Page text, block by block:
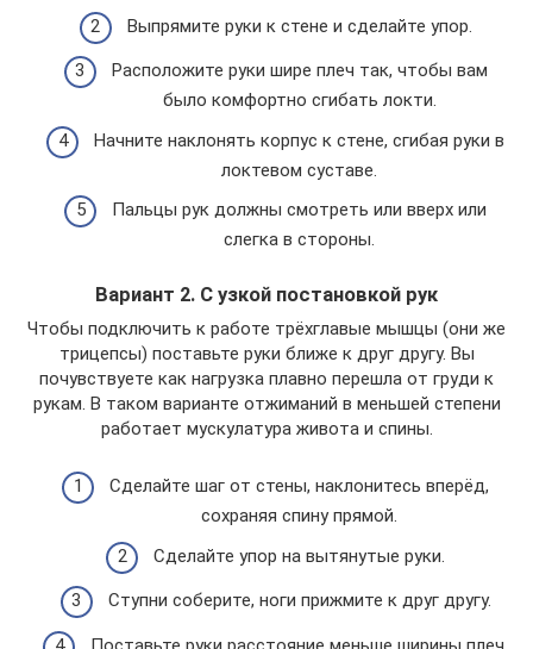
Выпрямите руки к стене и сделайте упор.
Расположите руки шире плеч так, чтобы вам
было комфортно сгибать локти.
Начните наклонять корпус к стене, сгибая руки в
локтевом суставе.
Пальцы рук должны смотреть или вверх или
слегка в стороны.
Вариант 2. С узкой постановкой рук
Чтобы подключить к работе трёхглавые мышцы (они же
трицепсы) поставьте руки ближе к друг другу. Вы
почувствуете как нагрузка плавно перешла от груди к
рукам. В таком варианте отжиманий в меньшей степени
работает мускулатура живота и спины.
Сделайте шаг от стены, наклонитесь вперёд,
сохраняя спину прямой.
Сделайте упор на вытянутые руки.
Ступни соберите, ноги прижмите к друг другу.